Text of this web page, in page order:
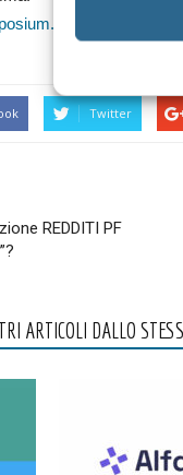
Twitter
REDDITI PF
ARTICOLI DALLO